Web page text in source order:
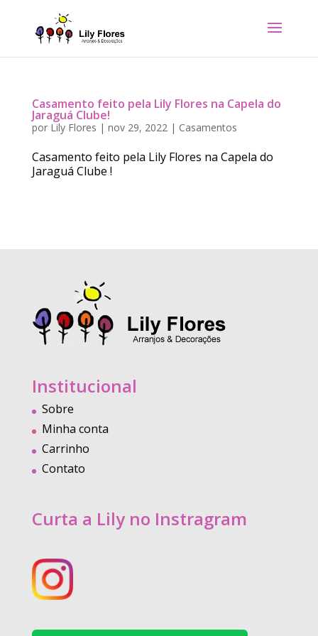
Casamento feito pela Lily Flores na Capela do
Jaraguá Clube!
por Lily Flores | nov 29, 2022| Casamentos
Casamento feito pela Lily Flores na Capela do
Jaraguá Clube !
Institucional
Sobre
Minha conta
Carrinho
Contato
Curta a Lily no Instragram